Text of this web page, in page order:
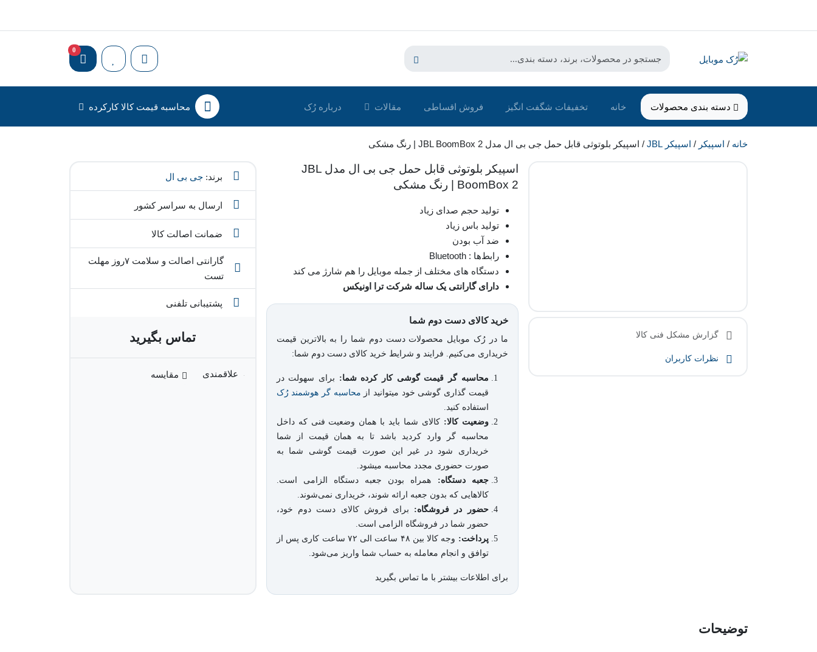
0
دسته بندی محصولات خانه تخفیفات شگفت انگیز فروش اقساطی مقالات درباره رُک‌ محاسبه قیمت کالا کارکرده
خانه / اسپیکر / اسپیکر JBL / اسپیکر بلوتوثی قابل حمل جی بی ال مدل JBL BoomBox 2 | رنگ مشکی
گزارش مشکل فنی کالا
نظرات کاربران
اسپیکر بلوتوثی قابل حمل جی بی ال مدل JBL
BoomBox 2 | رنگ مشکی
تولید حجم صدای زیاد
تولید باس زیاد
ضد آب بودن
رابط‌ها : Bluetooth
دستگاه های مختلف از جمله موبایل را هم شارژ می کند
دارای گارانتی یک ساله شرکت ترا اونیکس
خرید کالای دست دوم شما
ما در رُک موبایل محصولات دست دوم شما را به بالاترین قیمت
خریداری می‌کنیم. فرایند و شرایط خرید کالای دست دوم شما:
محاسبه گر قیمت گوشی کار کرده شما: برای سهولت در
قیمت گذاری گوشی خود میتوانید از محاسبه گر هوشمند رُک
استفاده کنید.
وضعیت کالا: کالای شما باید با همان وضعیت فنی که داخل
محاسبه گر وارد کردید باشد تا به همان قیمت از شما
خریداری شود در غیر این صورت قیمت گوشی شما به
صورت حضوری مجدد محاسبه میشود.
جعبه دستگاه: همراه بودن جعبه دستگاه الزامی است.
کالاهایی که بدون جعبه ارائه شوند، خریداری نمی‌شوند.
حضور در فروشگاه: برای فروش کالای دست دوم خود،
حضور شما در فروشگاه الزامی است.
پرداخت:
وجه کالا بین ۴۸ ساعت الی ۷۲ ساعت کاری پس از
توافق و انجام معامله به حساب شما واریز می‌شود.
برای اطلاعات بیشتر با ما تماس بگیرید
برند:جی بی ال
ارسال به سراسر کشور
ضمانت اصالت کالا
گارانتی اصالت و سلامت ۷روز مهلت
تست
پشتیبانی تلفنی
تماس بگیرید
مقایسه
توضیحات